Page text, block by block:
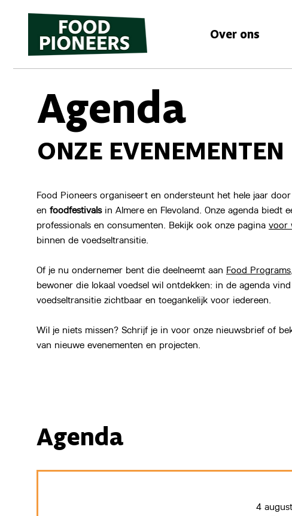
Over ons
Agenda
ONZE EVENEMENTEN
Food Pioneers organiseert en ondersteunt het hele jaar
en foodfestivalsin Almere en Flevoland. Onze agenda biedt
professionals en consumenten. Bekijk ook onze pagina voor
binnen de voedseltransitie.
Of je nu ondernemer bent die deelneemt aan Food Programs
bewoner die lokaal voedsel wil ontdekken: in de agenda
voedseltransitie zichtbaar en toegankelijk voor iedereen.
Wil je niets missen? Schrijf je in voor onze nieuwsbrief of
van nieuwe evenementen en projecten.
Agenda
4